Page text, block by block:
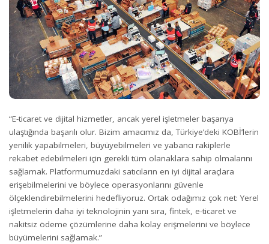
“E-ticaret ve dijital hizmetler, ancak yerel işletmeler başarıya
ulaştığında başarılı olur. Bizim amacımız da, Türkiye’deki KOBİ’lerin
yenilik yapabilmeleri, büyüyebilmeleri ve yabancı rakiplerle
rekabet edebilmeleri için gerekli tüm olanaklara sahip olmalarını
sağlamak. Platformumuzdaki satıcıların en iyi dijital araçlara
erişebilmelerini ve böylece operasyonlarını güvenle
ölçeklendirebilmelerini hedefliyoruz. Ortak odağımız çok net: Yerel
işletmelerin daha iyi teknolojinin yanı sıra, fintek, e-ticaret ve
nakitsiz ödeme çözümlerine daha kolay erişmelerini ve böylece
büyümelerini sağlamak.”